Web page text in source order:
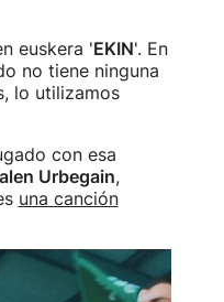
euskera 'EKIN'. En
no tiene ninguna
lo utilizamos
con esa
Urbegain,
una canción